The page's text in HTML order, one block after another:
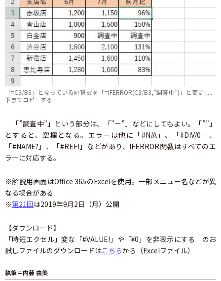
「=C3/B3」となっている計算式を「=IFERROR(C3/B3,”調査中”)」と変更し、
下までコピーする
「”調査中”」という部分は、「”－”」などにしてもよい。「””」
とすると、空欄となる。エラーは他に「#N/A」、「#DIV/0」、
「#NAME?」、「#REF!」などがあり、IFERROR関数はすべてのエ
ラーに対応する。
※解説用画面はOffice 365のExcelを使用。一部メニュー名などが異
なる場合がある
※第21回は2019年9月2日（月）公開
【ダウンロード】
「時短エクセル」変な「#VALUE!」や「¥0」を非表示にする のお
試しファイルのダウンロードはこちらから（Excelファイル）
執筆＝内藤 由美